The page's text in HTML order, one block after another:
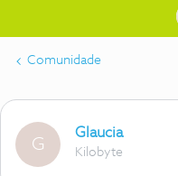
Comunidade
G
Glaucia
Kilobyte